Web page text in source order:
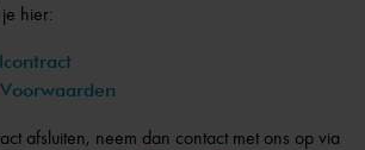
hier:
afsluiten, neem dan contact met ons op via